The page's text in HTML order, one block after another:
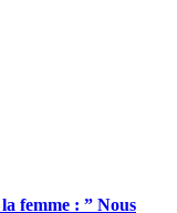
femme : ” Nous